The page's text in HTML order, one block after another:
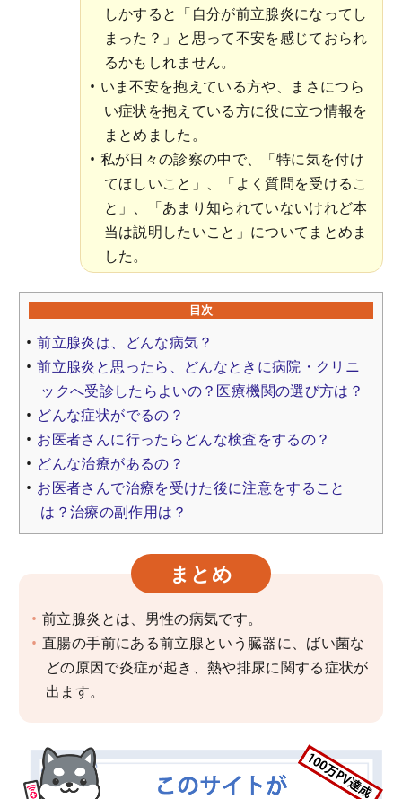
しかすると「自分が前立腺炎になってし
まった？」と思って不安を感じておられ
るかもしれません。
いま不安を抱えている方や、まさにつら
い症状を抱えている方に役に立つ情報を
まとめました。
私が日々の診察の中で、「特に気を付け
てほしいこと」、「よく質問を受けるこ
と」、「あまり知られていないけれど本
当は説明したいこと」についてまとめま
した。
目次
前立腺炎は、どんな病気？
前立腺炎と思ったら、どんなときに病院・クリニ
ックへ受診したらよいの？医療機関の選び方は？
どんな症状がでるの？
お医者さんに行ったらどんな検査をするの？
どんな治療があるの？
お医者さんで治療を受けた後に注意をすること
は？治療の副作用は？
まとめ
前立腺炎とは、男性の病気です。
直腸の手前にある前立腺という臓器に、ばい菌な
どの原因で炎症が起き、熱や排尿に関する症状が
出ます。